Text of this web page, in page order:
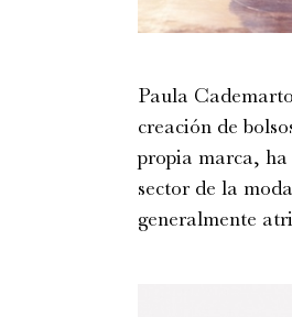
Paula
creación de
propia marca, ha
sector de la
generalmente